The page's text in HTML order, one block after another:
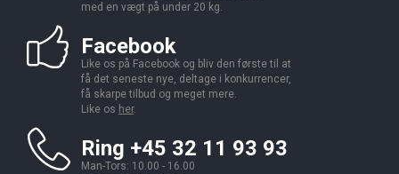
med en vægt på under 20 kg.
Facebook
Like os på Facebook og bliv den første til at
få det seneste nye, deltage i konkurrencer,
få skarpe tilbud og meget mere.
Like os her.
Ring +45 32 11 93 93
Man-Tors: 10.00 - 16.00